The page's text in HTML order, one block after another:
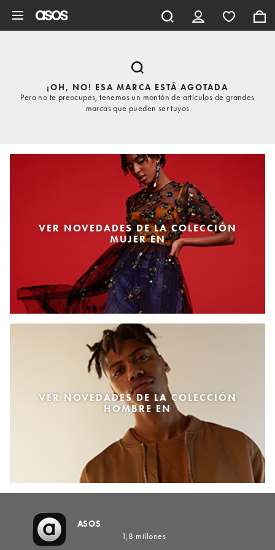
¡OH, NO! ESA MARCA ESTÁ AGOTADA
Pero no te preocupes, tenemos un montón de artículos de grandes
marcas que pueden ser tuyos
VER NOVEDADES DE LA COLECCIÓN
MUJER EN
VER NOVEDADES DE LA COLECCIÓN
HOMBRE EN
ASOS
1,8 millones